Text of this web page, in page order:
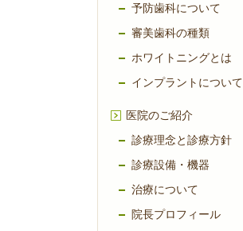
予防歯科について
審美歯科の種類
ホワイトニングとは
インプラントについて
医院のご紹介
診療理念と診療方針
診療設備・機器
治療について
院長プロフィール